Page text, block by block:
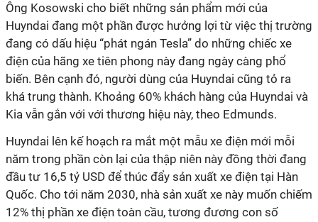
Ông Kosowski cho biết những sản phẩm mới của
Huyndai đang một phần được hưởng lợi từ việc thị trường
đang có dấu hiệu “phát ngán Tesla” do những chiếc xe
điện của hãng xe tiên phong này đang ngày càng phổ
biến. Bên cạnh đó, người dùng của Huyndai cũng tỏ ra
khá trung thành. Khoảng 60% khách hàng của Huyndai và
Kia vẫn gắn với với thương hiệu này, theo Edmunds.
Huyndai lên kế hoạch ra mắt một mẫu xe điện mới mỗi
năm trong phần còn lại của thập niên này đồng thời đang
đầu tư 16,5 tỷ USD để thúc đẩy sản xuất xe điện tại Hàn
Quốc. Cho tới năm 2030, nhà sản xuất xe này muốn chiếm
12% thị phần xe điện toàn cầu, tương đương con số